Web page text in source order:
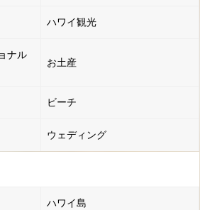
ハワイ観光
ナル
お土産
ビーチ
ウェディング
ハワイ島